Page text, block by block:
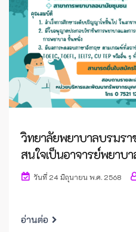
วิทยาลัยพยาบาลบรมร
สนใจเป็นอาจารย์พยาบ
วันที่ 24 มิถุนายน พ.ศ. 2568
อ่านต่อ